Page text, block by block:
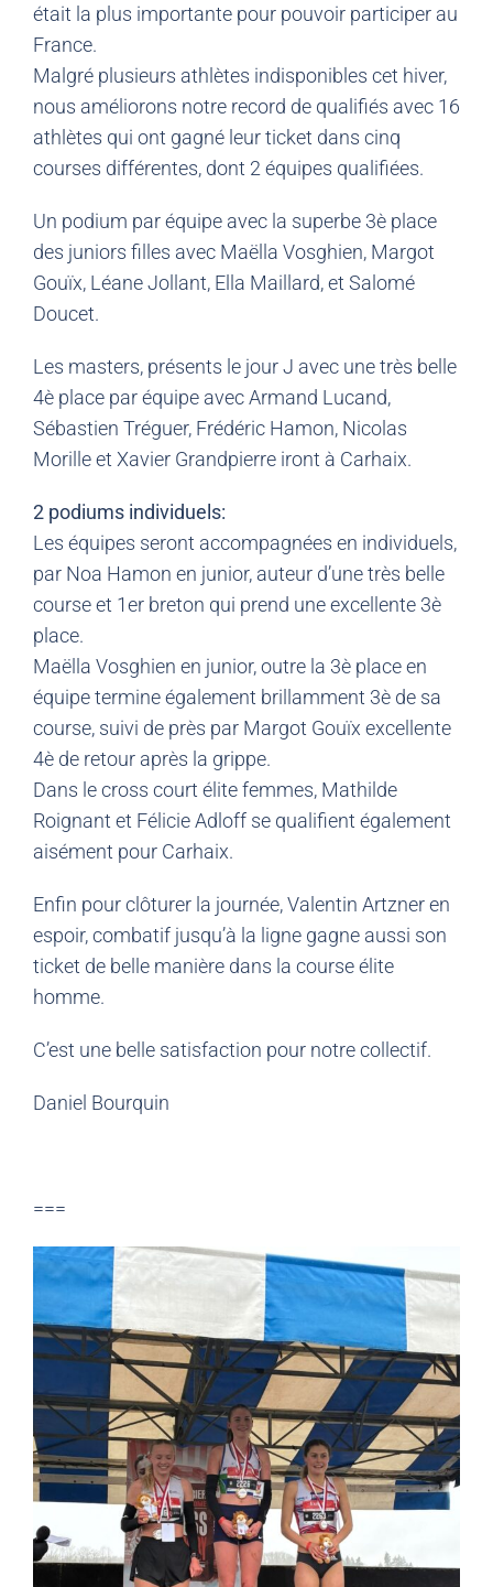
était la plus importante pour pouvoir participer au
France.
Malgré plusieurs athlètes indisponibles cet hiver,
nous améliorons notre record de qualifiés avec 16
athlètes qui ont gagné leur ticket dans cinq
courses différentes, dont 2 équipes qualifiées.
Un podium par équipe avec la superbe 3è place
des juniors filles avec Maëlla Vosghien, Margot
Gouïx, Léane Jollant, Ella Maillard, et Salomé
Doucet.
Les masters, présents le jour J avec une très belle
4è place par équipe avec Armand Lucand,
Sébastien Tréguer, Frédéric Hamon, Nicolas
Morille et Xavier Grandpierre iront à Carhaix.
2 podiums individuels:
Les équipes seront accompagnées en individuels,
par Noa Hamon en junior, auteur d’une très belle
course et 1er breton qui prend une excellente 3è
place.
Maëlla Vosghien en junior, outre la 3è place en
équipe termine également brillamment 3è de sa
course, suivi de près par Margot Gouïx excellente
4è de retour après la grippe.
Dans le cross court élite femmes, Mathilde
Roignant et Félicie Adloff se qualifient également
aisément pour Carhaix.
Enfin pour clôturer la journée, Valentin Artzner en
espoir, combatif jusqu’à la ligne gagne aussi son
ticket de belle manière dans la course élite
homme.
C’est une belle satisfaction pour notre collectif.
Daniel Bourquin
===